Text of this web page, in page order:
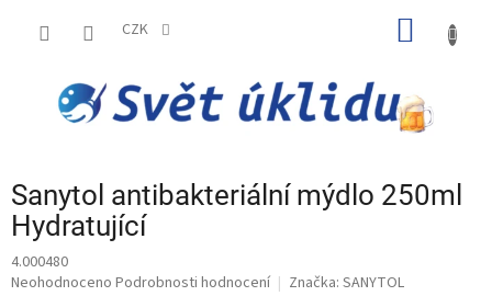
CZK
Sanytol antibakteriální mýdlo 250ml
Hydratující
4.000480
Průměrné
Neohodnoceno Podrobnosti hodnocení Značka: SANYTOL